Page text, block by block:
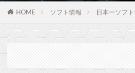
HOME ソフト情報 日本一ソフ